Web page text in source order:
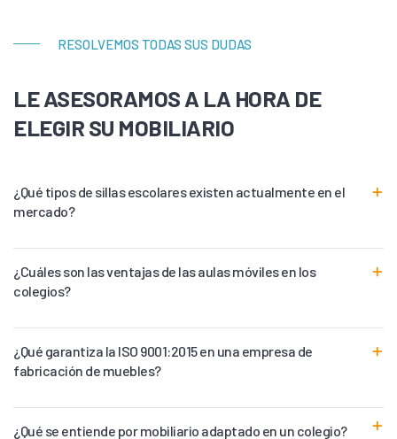
RESOLVEMOS TODAS SUS DUDAS
LE ASESORAMOS A LA HORA DE
ELEGIR SU MOBILIARIO
¿Qué tipos de sillas escolares existen actualmente en el
mercado?
¿Cuáles son las ventajas de las aulas móviles en los
colegios?
¿Qué garantiza la ISO 9001:2015 en una empresa de
fabricación de muebles?
¿Qué se entiende por mobiliario adaptado en un colegio?